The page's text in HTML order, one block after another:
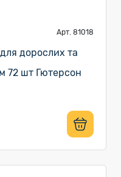
Арт. 81018
дорослих та
72 шт Гютерсон